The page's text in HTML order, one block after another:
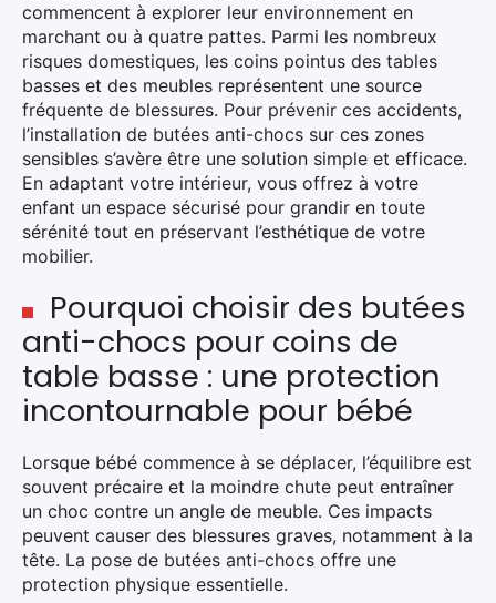
commencent à explorer leur environnement en
marchant ou à quatre pattes. Parmi les nombreux
risques domestiques, les coins pointus des tables
basses et des meubles représentent une source
fréquente de blessures. Pour prévenir ces accidents,
l’installation de butées anti-chocs sur ces zones
sensibles s’avère être une solution simple et efficace.
En adaptant votre intérieur, vous offrez à votre
enfant un espace sécurisé pour grandir en toute
sérénité tout en préservant l’esthétique de votre
mobilier.
Pourquoi choisir des butées
anti-chocs pour coins de
table basse : une protection
incontournable pour bébé
Lorsque bébé commence à se déplacer, l’équilibre est
souvent précaire et la moindre chute peut entraîner
un choc contre un angle de meuble. Ces impacts
peuvent causer des blessures graves, notamment à la
tête. La pose de butées anti-chocs offre une
protection physique essentielle.